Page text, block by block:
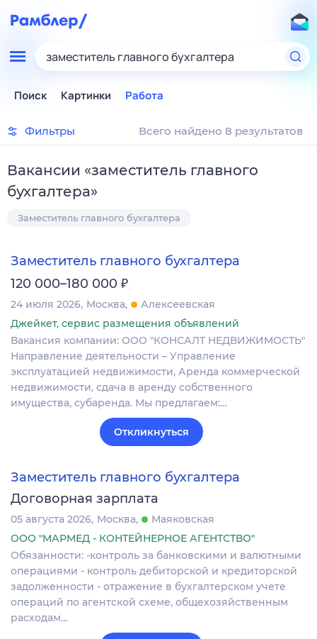
заместитель главного бухгалтера
Поиск Картинки Работа
Фильтры Всего найдено 8 результатов
Вакансии «заместитель главного
бухгалтера»
Заместитель главного бухгалтера
Заместитель главного бухгалтера
120 000–180 000 ₽
24 июля 2026 Москва
Алексеевская
Джейкет, сервис размещения объявлений
Вакансия компании: ООО "КОНСАЛТ НЕДВИЖИМОСТЬ"
Направление деятельности – Управление
эксплуатацией недвижимости, Аренда коммерческой
недвижимости, сдача в аренду собственного
имущества, субаренда. Мы предлагаем:…
Откликнуться
Заместитель главного бухгалтера
Договорная зарплата
05 августа 2026 Москва
Маяковская
ООО "МАРМЕД - КОНТЕЙНЕРНОЕ АГЕНТСТВО"
Обязанности: -контроль за банковскими и валютными
операциями - контроль дебиторской и кредиторской
задолженности - отражение в бухгалтерском учете
операций по агентской схеме, общехозяйственным
расходам…